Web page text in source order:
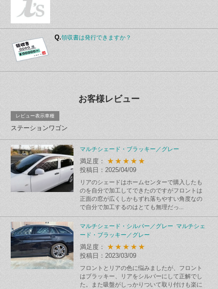
Q.領収書は発行できますか？
お客様レビュー
レビュー表示車種
ステーションワゴン
マルチシェード・ブラッキー／グレー
満足度： ★★★★★
投稿日：2025/04/09
リアのシェードはホームセンターで購入したも
のを自分で加工してできたのですがフロントは
正面の窓が広くしかもずれ落ちやすい角度なの
で自分で加工するのはとても無理だっ...
マルチシェード・シルバー／グレー マルチシェ
ード・ブラッキー／グレー
満足度： ★★★★★
投稿日：2023/03/09
フロントとリアの色に悩みましたが、フロント
はブラッキー、リアをシルバーにして正解でし
た。また吸盤がしっかりついて取り付けも楽に